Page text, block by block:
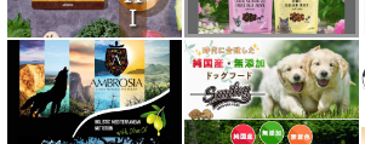
テラフェリス TerraFelis
テラカニス ハーバルヒーローズ
トライバル TRIBAL